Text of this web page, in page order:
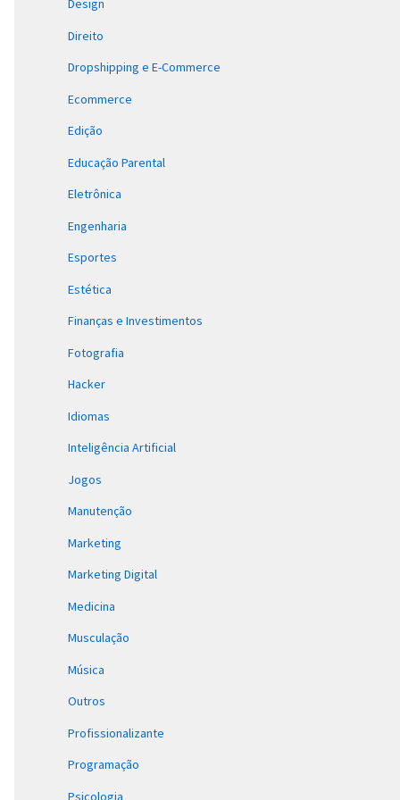
Design
Direito
Dropshipping e E-Commerce
Ecommerce
Edição
Educação Parental
Eletrônica
Engenharia
Esportes
Estética
Finanças e Investimentos
Fotografia
Hacker
Idiomas
Inteligência Artificial
Jogos
Manutenção
Marketing
Marketing Digital
Medicina
Musculação
Música
Outros
Profissionalizante
Programação
Psicologia